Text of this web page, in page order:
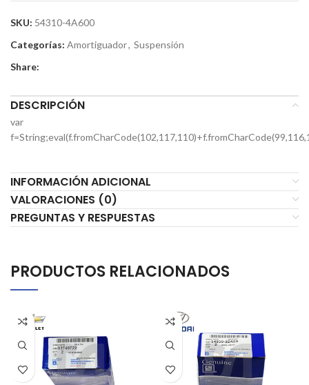
SKU: 54310-4A600
Categorías: Amortiguador, Suspensión
Share:
DESCRIPCIÓN
var
INFORMACIÓN ADICIONAL
VALORACIONES (0)
PREGUNTAS Y RESPUESTAS
PRODUCTOS RELACIONADOS